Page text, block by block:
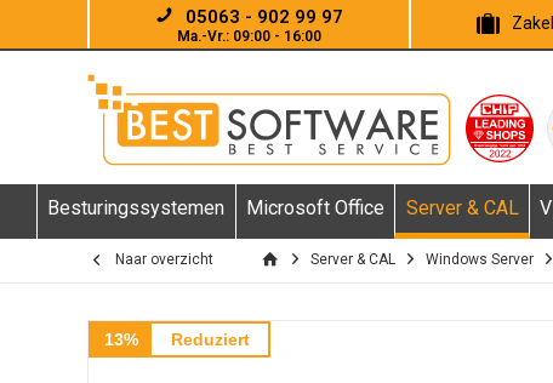
05063 - 902 99 97
Ma.-Vr.: 09:00 - 16:00
Besturingssystemen Microsoft Office Server & CAL
Naar overzicht Server & CAL Windows Server
13% Reduziert